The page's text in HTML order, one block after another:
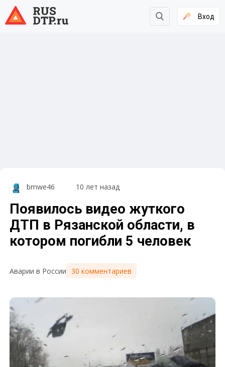
Вход
bmwe46 10 лет назад
Появилось видео жуткого
ДТП в Рязанской области, в
котором погибли 5 человек
Аварии в России 30 комментариев